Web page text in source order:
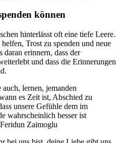
können
hinterlässt oft eine tiefe Leere.
Trost zu spenden und neue
erinnern, dass der
und dass die Erinnerungen
lernen, jemanden
es Zeit ist, Abschied zu
unsere Gefühle dem im
wahrscheinlich besser ist
Zaimoglu